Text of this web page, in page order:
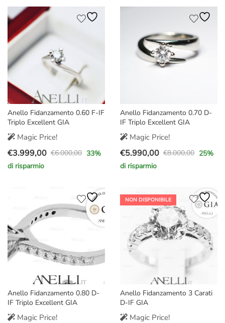
€9.000,00.
€6.770,00.
Anello Fidanzamento 0.60 F-IF
Triplo Excellent GIA
Magic Price!
€6.000,00
Il
prezzo
€6.000,00.
€3.999,00
Il
prezzo
€3.999,00.
33%
di risparmio
Anello Fidanzamento 0.70 D-
IF Triplo Excellent GIA
Magic Price!
€8.000,00
Il
prezzo
era:
€8.000,00.
€5.990,00
Il
prezzo
è:
€5.990,00.
25%
di risparmio
Anello Fidanzamento 0.80 D-
IF Triplo Excellent GIA
Magic Price!
NON DISPONIBILE
Anello Fidanzamento 3 Carati
D-IF GIA
Magic Price!